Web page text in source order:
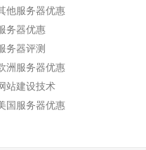
他服务器优惠
务器优惠
务器评测
洲服务器优惠
站建设技术
国服务器优惠